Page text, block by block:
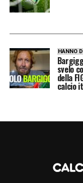
HANNO
svelo
della
calcio